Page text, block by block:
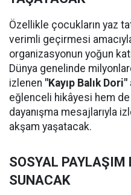
Özellikle çocukların yaz
verimli geçirmesi
organizasyonun yoğun
Dünya genelinde
izlenen "Kayıp Balık Dori"
eğlenceli hikâyesi hem
dayanışma mesajlarıyla
akşam yaşatacak.
SOSYAL PAYLAŞIM
SUNACAK